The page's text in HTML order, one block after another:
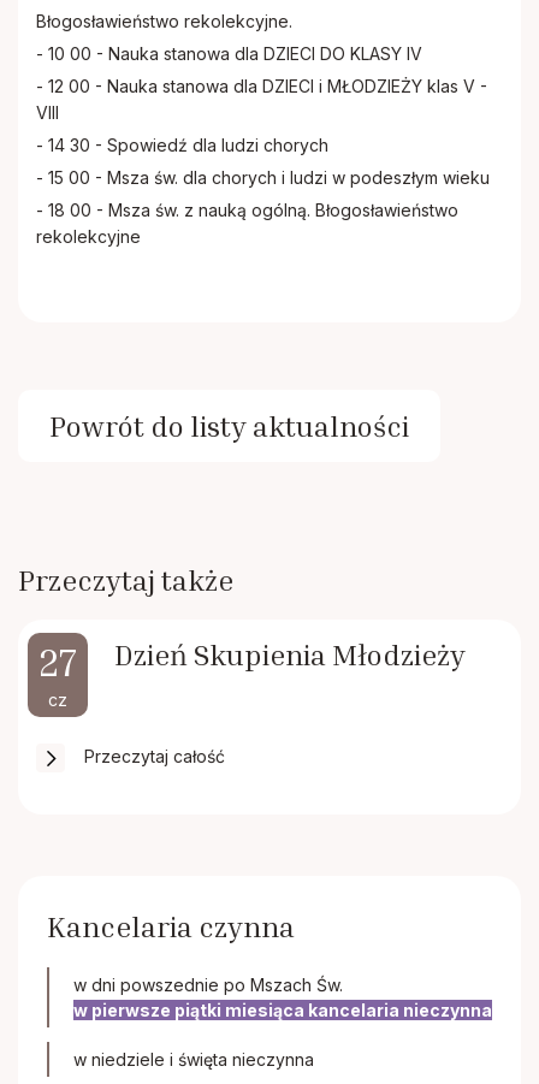
Kancelaria czynna
w dni powszednie po Mszach Św.
w pierwsze piątki miesiąca kancelaria nieczynna
w niedziele i święta nieczynna
Błogosławieństwo rekolekcyjne.
- 10 00 - Nauka stanowa dla DZIECI DO KLASY IV
- 12 00 - Nauka stanowa dla DZIECI i MŁODZIEŻY klas V -
VIII
- 14 30 - Spowiedź dla ludzi chorych
- 15 00 - Msza św. dla chorych i ludzi w podeszłym wieku
- 18 00 - Msza św. z nauką ogólną. Błogosławieństwo
rekolekcyjne
Powrót do listy aktualności
Przeczytaj także
27
cz
Dzień Skupienia Młodzieży
Przeczytaj całość